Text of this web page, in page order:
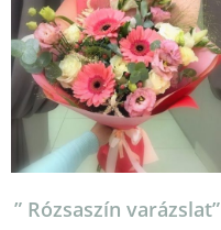
” Rózsaszín varázslat”